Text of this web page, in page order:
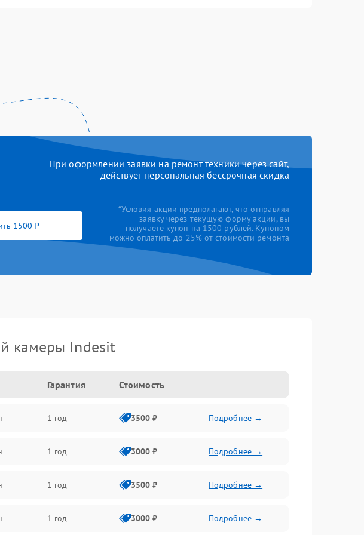
При оформлении заявки на ремонт техники через сайт,
действует персональная бессрочная скидка
1500 ₽
*Условия акции предполагают, что отправляя
заявку через текущую форму акции, вы
получаете купон на 1500 рублей. Купоном
можно оплатить до 25% от стоимости ремонта
камеры Indesit
Гарантия Стоимость
1 год 3500 ₽ Подробнее →
1 год 3000 ₽ Подробнее →
1 год 3500 ₽ Подробнее →
1 год 3000 ₽ Подробнее →